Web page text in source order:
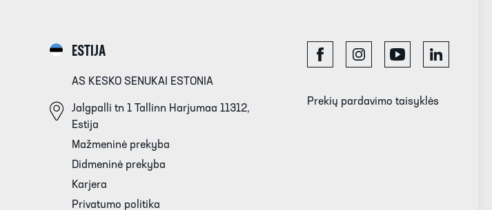
ESTIJA
AS KESKO SENUKAI ESTONIA
Jalgpalli tn 1 Tallinn Harjumaa 11312,
Estija
Mažmeninė prekyba
Didmeninė prekyba
Karjera
Privatumo politika
Prekių pardavimo taisyklės